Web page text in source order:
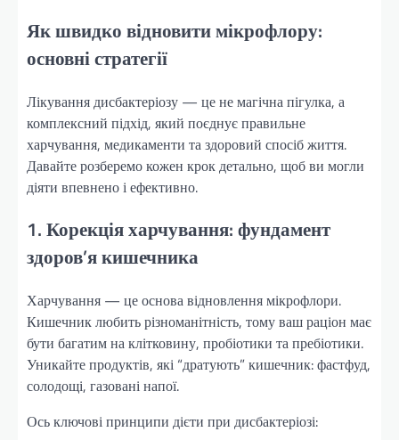
Як швидко відновити мікрофлору:
основні стратегії
Лікування дисбактеріозу — це не магічна пігулка, а
комплексний підхід, який поєднує правильне
харчування, медикаменти та здоровий спосіб життя.
Давайте розберемо кожен крок детально, щоб ви могли
діяти впевнено і ефективно.
1. Корекція харчування: фундамент
здоров’я кишечника
Харчування — це основа відновлення мікрофлори.
Кишечник любить різноманітність, тому ваш раціон має
бути багатим на клітковину, пробіотики та пребіотики.
Уникайте продуктів, які “дратують” кишечник: фастфуд,
солодощі, газовані напої.
Ось ключові принципи дієти при дисбактеріозі: